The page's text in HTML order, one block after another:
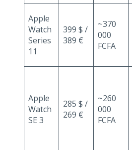
Apple
Watch
Series
11
399 $ /
389 €
~370
000
FCFA
Apple
Watch
SE 3
285 $ /
269 €
~260
000
FCFA